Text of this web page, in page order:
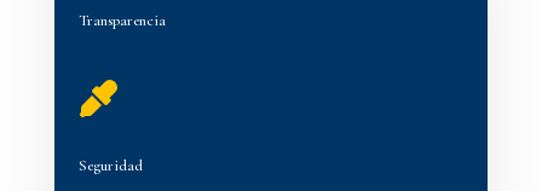
Transparencia

Seguridad